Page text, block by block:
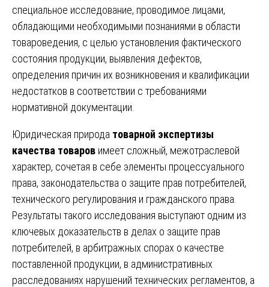
специальное исследование, проводимое лицами,
обладающими необходимыми познаниями в области
товароведения, с целью установления фактического
состояния продукции, выявления дефектов,
определения причин их возникновения и квалификации
недостатков в соответствии с требованиями
нормативной документации.
Юридическая природа товарной экспертизы
качества товаров имеет сложный, межотраслевой
характер, сочетая в себе элементы процессуального
права, законодательства о защите прав потребителей,
технического регулирования и гражданского права.
Результаты такого исследования выступают одним из
ключевых доказательств в делах о защите прав
потребителей, в арбитражных спорах о качестве
поставленной продукции, в административных
расследованиях нарушений технических регламентов, а